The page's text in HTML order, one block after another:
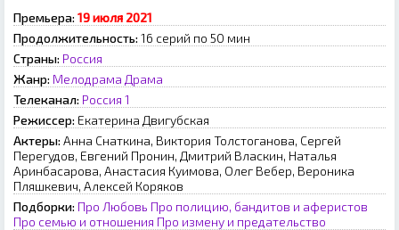
Премьера: 19 июля 2021
Продолжительность: 16 серий по 50 мин
Страны: Россия
Жанр: Мелодрама Драма
Телеканал: Россия 1
Режиссер: Екатерина Двигубская
Актеры: Анна Снаткина, Виктория Толстоганова, Сергей
Перегудов, Евгений Пронин, Дмитрий Власкин, Наталья
Аринбасарова, Анастасия Куимова, Олег Вебер, Вероника
Пляшкевич, Алексей Коряков
Подборки: Про Любовь Про полицию, бандитов и аферистов
Про семью и отношения Про измену и предательство